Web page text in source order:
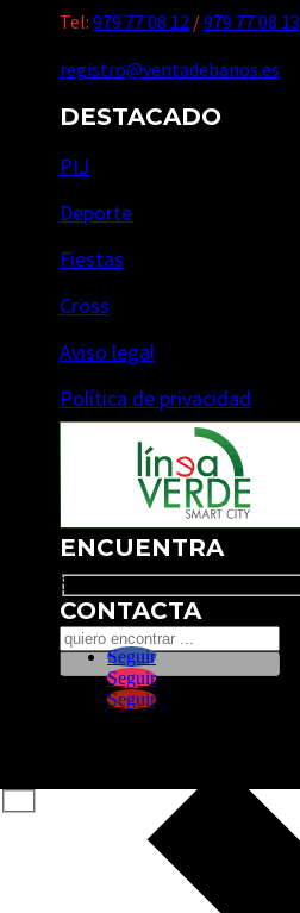
Tel: 979 77 08 12 /979 77 08 13
registro@ventadebanos.es
DESTACADO
PIJ
Deporte
Fiestas
Cross
Aviso legal
Política de privacidad
ENCUENTRA
Search
CONTACTA
Seguir
Seguir
Seguir